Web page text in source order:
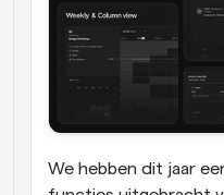
We hebben dit jaar